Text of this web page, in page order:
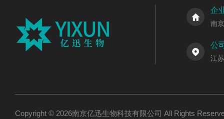
企
南
公
江
Copyright © 2026南京亿迅生物科技有限公司 All Rights